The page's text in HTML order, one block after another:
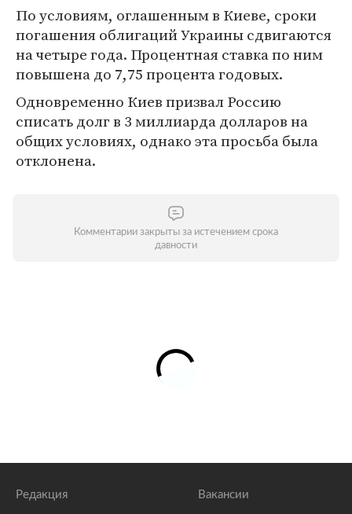
По условиям, оглашенным в Киеве, сроки
погашения облигаций Украины сдвигаются
на четыре года. Процентная ставка по ним
повышена до 7,75 процента годовых.
Одновременно Киев призвал Россию
списать долг в 3 миллиарда долларов на
общих условиях, однако эта просьба была
отклонена.
Комментарии закрыты за истечением срока
давности
Редакция Вакансии